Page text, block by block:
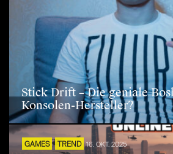
Stick Drift – Die geniale
Konsolen-Hersteller?
GAMES TREND 16. OKT. 2025